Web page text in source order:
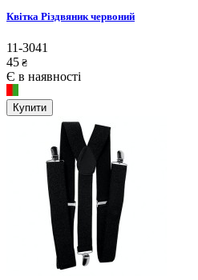
Квітка Різдвяник червоний
11-3041
45 ₴
Є в наявності
Купити